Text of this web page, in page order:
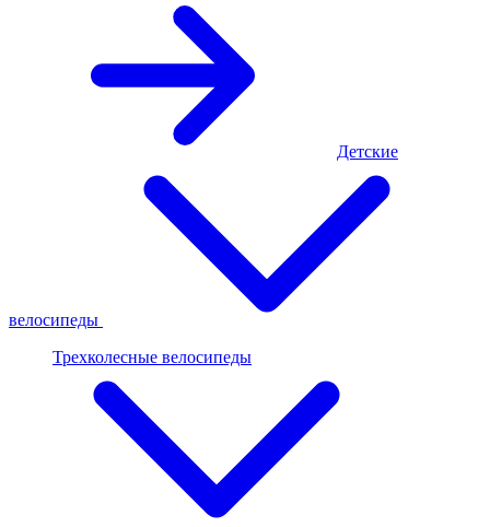
Детские
велосипеды
Трехколесные велосипеды